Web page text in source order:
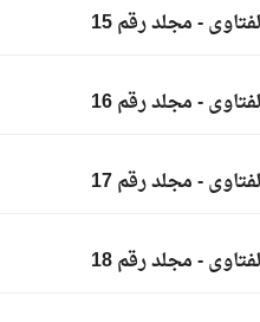
- مجلد رقم 15
- مجلد رقم 16
- مجلد رقم 17
- مجلد رقم 18